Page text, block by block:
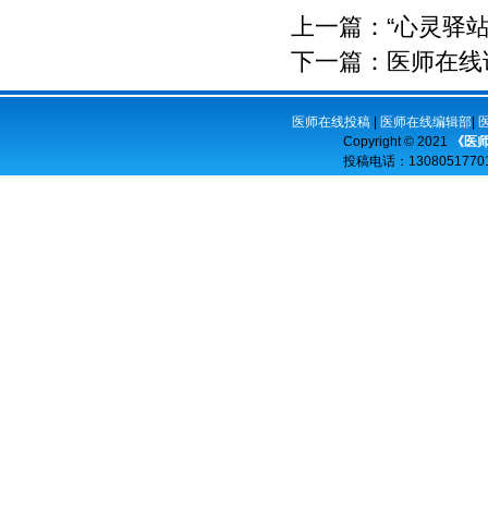
上一篇： “心灵驿
下一篇： 医师在
医师在线投稿| 医师在线编辑部|
Copyright © 2021
《医
投稿电话：